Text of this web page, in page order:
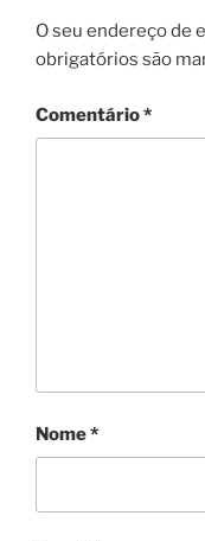
O seu endereço de
obrigatórios são
Comentário*
Nome*